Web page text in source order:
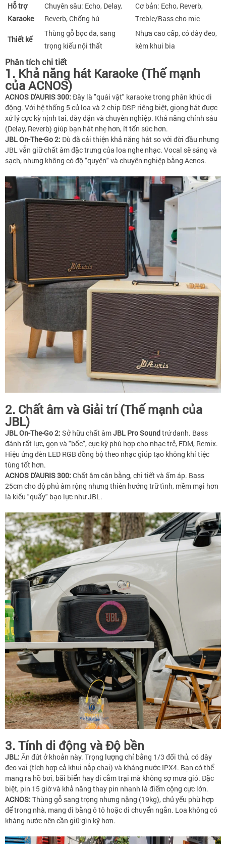
Hỗ trợ
Karaoke
Chuyên sâu: Echo, Delay,
Reverb, Chống hú
Cơ bản: Echo, Reverb,
Treble/Bass cho mic
Thiết kế
Thùng gỗ bọc da, sang
trọng kiểu nội thất
Nhựa cao cấp, có dây đeo,
kèm khui bia
Phân tích chi tiết
1. Khả năng hát Karaoke (Thế mạnh
của ACNOS)
ACNOS D'AURIS 300: Đây là "quái vật" karaoke trong phân khúc di
động. Với hệ thống 5 củ loa và 2 chip DSP riêng biệt, giọng hát được
xử lý cực kỳ nịnh tai, dày dặn và chuyên nghiệp. Khả năng chỉnh sâu
(Delay, Reverb) giúp bạn hát nhẹ hơn, ít tốn sức hơn.
JBL On-The-Go 2: Dù đã cải thiện khả năng hát so với đời đầu nhưng
JBL vẫn giữ chất âm đặc trưng của loa nghe nhạc. Vocal sẽ sáng và
sạch, nhưng không có độ "quyện" và chuyên nghiệp bằng Acnos.
2. Chất âm và Giải trí (Thế mạnh của
JBL)
JBL On-The-Go 2: Sở hữu chất âmJBL Pro Soundtrứ danh. Bass
đánh rất lực, gọn và "bốc", cực kỳ phù hợp cho nhạc trẻ, EDM, Remix.
Hiệu ứng đèn LED RGB đồng bộ theo nhạc giúp tạo không khí tiệc
tùng tốt hơn.
ACNOS D'AURIS 300: Chất âm cân bằng, chi tiết và ấm áp. Bass
25cm cho độ phủ âm rộng nhưng thiên hướng trữ tình, mềm mại hơn
là kiểu "quẩy" bạo lực như JBL.
3. Tính di động và Độ bền
JBL: Ăn đứt ở khoản này. Trọng lượng chỉ bằng 1/3 đối thủ, có dây
đeo vai (tích hợp cả khui nắp chai) và kháng nước IPX4. Bạn có thể
mang ra hồ bơi, bãi biển hay đi cắm trại mà không sợ mưa gió. Đặc
biệt, pin 15 giờ và khả năng thay pin nhanh là điểm cộng cực lớn.
ACNOS: Thùng gỗ sang trọng nhưng nặng (19kg), chủ yếu phù hợp
để trong nhà, mang đi bằng ô tô hoặc di chuyển ngắn. Loa không có
kháng nước nên cần giữ gìn kỹ hơn.